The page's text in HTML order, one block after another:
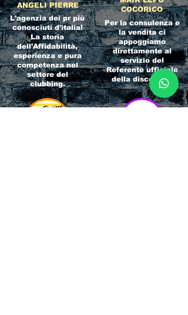
ANGELI PIERRE
L'agenzia dei pr più
conosciuti d'italia!
La storia
dell'Affidabilità,
esperienza e pura
competenza nel
settore del
clubbing.
COCORICO
Per la consulenza e
la vendita ci
appoggiamo
direttamente al
servizio del
Referente ufficiale
della discoteca!